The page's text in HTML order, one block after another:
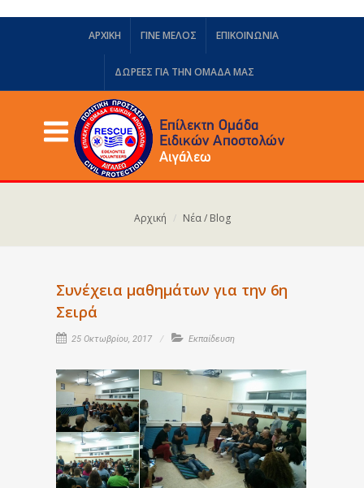
ΑΡΧΙΚΗ ΓΙΝΕ ΜΕΛΟΣ ΕΠΙΚΟΙΝΩΝΙΑ
ΔΩΡΕΈΣ ΓΙΑ ΤΗΝ ΟΜΆΔΑ ΜΑΣ
Αρχική Νέα / Blog
Συνέχεια μαθημάτων για την 6η
Σειρά
25 Οκτωβρίου, 2017 Εκπαίδευση